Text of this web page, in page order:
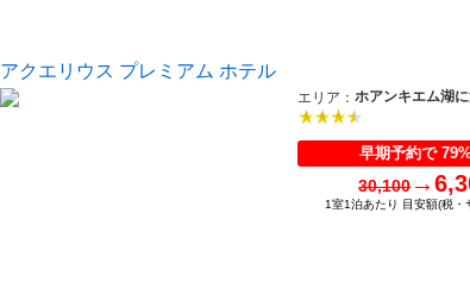
アクエリウス プレミアム ホテル
エリア： ホアンキエム湖
早期予約で
30,100→
1室1泊あたり 目安額(税・